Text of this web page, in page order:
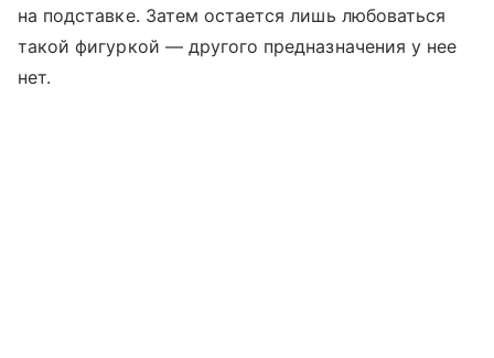
на подставке. Затем остается лишь любоваться
такой фигуркой — другого предназначения у нее
нет.